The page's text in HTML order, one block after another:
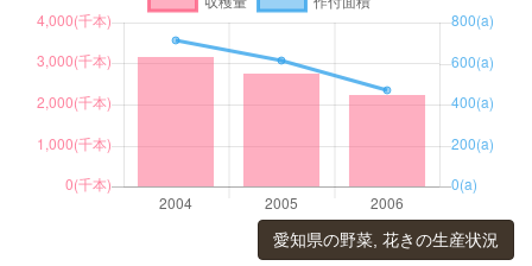
愛知県の野菜, 花きの生産状況